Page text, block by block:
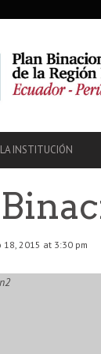
LA INSTITUCIÓN
18, 2015 at 3:30 pm